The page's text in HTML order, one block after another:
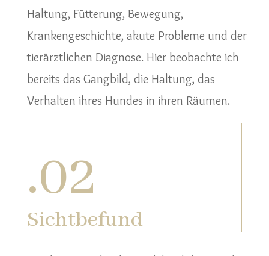
Haltung, Fütterung, Bewegung,
Krankengeschichte, akute Probleme und der
tierärztlichen Diagnose. Hier beobachte ich
bereits das Gangbild, die Haltung, das
Verhalten ihres Hundes in ihren Räumen.
.02
Sichtbefund